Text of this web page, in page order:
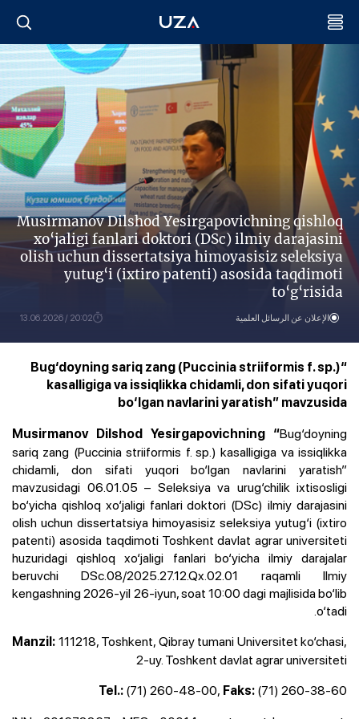
Musirmanov Dilshod Yesirgapovichning qishloq
xo‘jaligi fanlari doktori (DSc) ilmiy darajasini
olish uchun dissertatsiya himoyasisiz seleksiya
yutug‘i (ixtiro patenti) asosida taqdimoti
to‘g‘risida
الإعلان عن الرسائل العلمية 20:02 / 13.06.2026
“Bug‘doyning sariq zang (Puccinia striiformis f. sp.)
kasalligiga va issiqlikka chidamli, don sifati yuqori
bo‘lgan navlarini yaratish” mavzusida
Musirmanov Dilshod Yesirgapovichning “Bug‘doyning
sariq zang (Puccinia striiformis f. sp.) kasalligiga va issiqlikka
chidamli, don sifati yuqori bo‘lgan navlarini yaratish”
mavzusidagi 06.01.05 – Seleksiya va urug‘chilik ixtisosligi
bo‘yicha qishloq xo‘jaligi fanlari doktori (DSc) ilmiy darajasini
olish uchun dissertatsiya himoyasisiz seleksiya yutug‘i (ixtiro
patenti) asosida taqdimoti Toshkent davlat agrar universiteti
huzuridagi qishloq xo‘jaligi fanlari bo‘yicha ilmiy darajalar
beruvchi DSc.08/2025.27.12.Qx.02.01 raqamli Ilmiy
kengashning 2026-yil 26-iyun, soat 10:00 dagi majlisida bo‘lib
o‘tadi.
Manzil: 111218, Toshkent, Qibray tumani Universitet ko‘chasi,
2-uy. Toshkent davlat agrar universiteti
Tel.: (71) 260-48-00, Faks: (71) 260-38-60